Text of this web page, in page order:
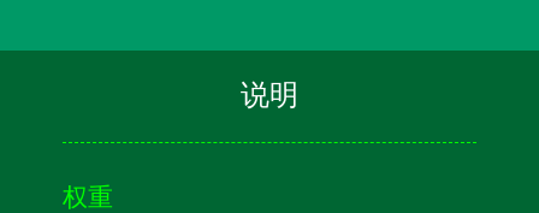
说明
权重